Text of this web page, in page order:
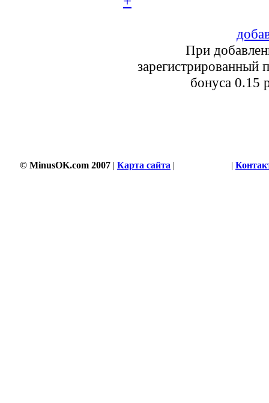
При
зарегистрированный
бонуса 0.15
© MinusOK.com 2007 | Карта сайта | |